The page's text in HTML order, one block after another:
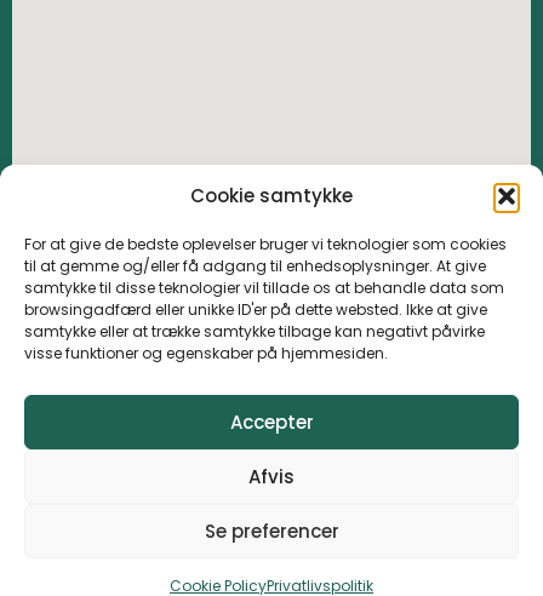
Cookie samtykke
For at give de bedste oplevelser bruger vi teknologier som cookies
til at gemme og/eller få adgang til enhedsoplysninger. At give
samtykke til disse teknologier vil tillade os at behandle data som
browsingadfærd eller unikke ID'er på dette websted. Ikke at give
samtykke eller at trække samtykke tilbage kan negativt påvirke
visse funktioner og egenskaber på hjemmesiden.
Accepter
Afvis
Se preferencer
Cookie PolicyPrivatlivspolitik
© 2023 Barløseborg golfklub All Rights Reserved